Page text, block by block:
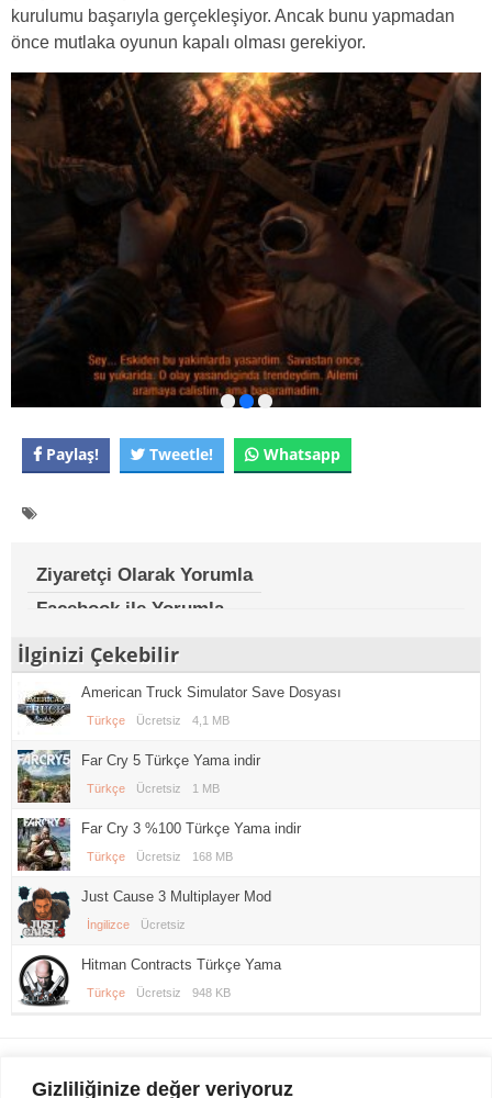
Gizliliğinize değer veriyoruz
kurulumu başarıyla gerçekleşiyor. Ancak bunu yapmadan
önce mutlaka oyunun kapalı olması gerekiyor.
Paylaş! Tweetle! Whatsapp
Ziyaretçi Olarak Yorumla
Facebook ile Yorumla
İlginizi Çekebilir
American Truck Simulator Save Dosyası
Türkçe Ücretsiz 4,1 MB
Far Cry 5 Türkçe Yama indir
Türkçe Ücretsiz 1 MB
Far Cry 3 %100 Türkçe Yama indir
Türkçe Ücretsiz 168 MB
Just Cause 3 Multiplayer Mod
İngilizce Ücretsiz
Hitman Contracts Türkçe Yama
Türkçe Ücretsiz 948 KB
Gezi Seyahat indirvip apk